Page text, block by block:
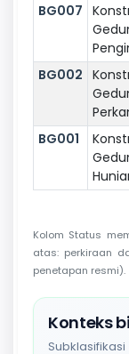
BG007
BG002
BG001
Kolom Status
atas: perkiraan
penetapan resmi).
Konteks